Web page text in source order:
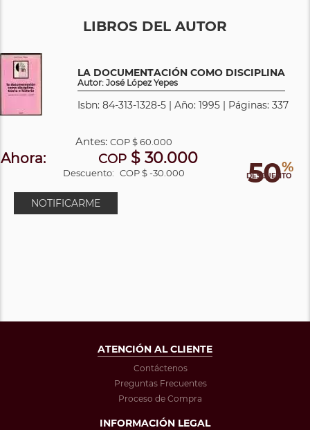
LIBROS DEL AUTOR
LA DOCUMENTACIÓN COMO DISCIPLINA
Autor: José López Yepes
Isbn: 84-313-1328-5 | Año: 1995 | Páginas: 337
50%
DESCUENTO
Antes:COP$ 60.000
Ahora: COP $ 30.000
Descuento: COP $ -30.000
NOTIFICARME
ATENCIÓN AL CLIENTE
Contáctenos
Preguntas Frecuentes
Proceso de Compra
INFORMACIÓN LEGAL